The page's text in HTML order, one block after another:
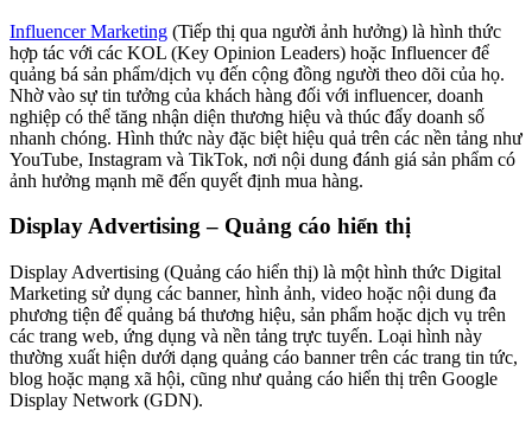
Influencer Marketing (Tiếp thị qua người ảnh hưởng) là hình thức
hợp tác với các KOL (Key Opinion Leaders) hoặc Influencer để
quảng bá sản phẩm/dịch vụ đến cộng đồng người theo dõi của họ.
Nhờ vào sự tin tưởng của khách hàng đối với influencer, doanh
nghiệp có thể tăng nhận diện thương hiệu và thúc đẩy doanh số
nhanh chóng. Hình thức này đặc biệt hiệu quả trên các nền tảng như
YouTube, Instagram và TikTok, nơi nội dung đánh giá sản phẩm có
ảnh hưởng mạnh mẽ đến quyết định mua hàng.
Display Advertising – Quảng cáo hiển thị
Display Advertising (Quảng cáo hiển thị) là một hình thức Digital
Marketing sử dụng các banner, hình ảnh, video hoặc nội dung đa
phương tiện để quảng bá thương hiệu, sản phẩm hoặc dịch vụ trên
các trang web, ứng dụng và nền tảng trực tuyến. Loại hình này
thường xuất hiện dưới dạng quảng cáo banner trên các trang tin tức,
blog hoặc mạng xã hội, cũng như quảng cáo hiển thị trên Google
Display Network (GDN).